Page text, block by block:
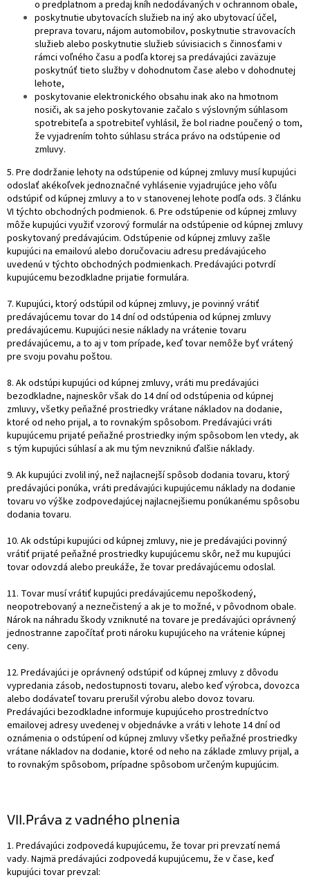
o predplatnom a predaj kníh nedodávaných v ochrannom obale,
poskytnutie ubytovacích služieb na iný ako ubytovací účel,
preprava tovaru, nájom automobilov, poskytnutie stravovacích
služieb alebo poskytnutie služieb súvisiacich s činnosťami v
rámci voľného času a podľa ktorej sa predávajúci zaväzuje
poskytnúť tieto služby v dohodnutom čase alebo v dohodnutej
lehote,
poskytovanie elektronického obsahu inak ako na hmotnom
nosiči, ak sa jeho poskytovanie začalo s výslovným súhlasom
spotrebiteľa a spotrebiteľ vyhlásil, že bol riadne poučený o tom,
že vyjadrením tohto súhlasu stráca právo na odstúpenie od
zmluvy.
5. Pre dodržanie lehoty na odstúpenie od kúpnej zmluvy musí kupujúci
odoslať akékoľvek jednoznačné vyhlásenie vyjadrujúce jeho vôľu
odstúpiť od kúpnej zmluvy a to v stanovenej lehote podľa ods. 3 článku
VI týchto obchodných podmienok. 6. Pre odstúpenie od kúpnej zmluvy
môže kupujúci využiť vzorový formulár na odstúpenie od kúpnej zmluvy
poskytovaný predávajúcim. Odstúpenie od kúpnej zmluvy zašle
kupujúci na emailovú alebo doručovaciu adresu predávajúceho
uvedenú v týchto obchodných podmienkach. Predávajúci potvrdí
kupujúcemu bezodkladne prijatie formulára.
7. Kupujúci, ktorý odstúpil od kúpnej zmluvy, je povinný vrátiť
predávajúcemu tovar do 14 dní od odstúpenia od kúpnej zmluvy
predávajúcemu. Kupujúci nesie náklady na vrátenie tovaru
predávajúcemu, a to aj v tom prípade, keď tovar nemôže byť vrátený
pre svoju povahu poštou.
8. Ak odstúpi kupujúci od kúpnej zmluvy, vráti mu predávajúci
bezodkladne, najneskôr však do 14 dní od odstúpenia od kúpnej
zmluvy, všetky peňažné prostriedky vrátane nákladov na dodanie,
ktoré od neho prijal, a to rovnakým spôsobom. Predávajúci vráti
kupujúcemu prijaté peňažné prostriedky iným spôsobom len vtedy, ak
s tým kupujúci súhlasí a ak mu tým nevzniknú ďalšie náklady.
9. Ak kupujúci zvolil iný, než najlacnejší spôsob dodania tovaru, ktorý
predávajúci ponúka, vráti predávajúci kupujúcemu náklady na dodanie
tovaru vo výške zodpovedajúcej najlacnejšiemu ponúkanému spôsobu
dodania tovaru.
10. Ak odstúpi kupujúci od kúpnej zmluvy, nie je predávajúci povinný
vrátiť prijaté peňažné prostriedky kupujúcemu skôr, než mu kupujúci
tovar odovzdá alebo preukáže, že tovar predávajúcemu odoslal.
11. Tovar musí vrátiť kupujúci predávajúcemu nepoškodený,
neopotrebovaný a neznečistený a ak je to možné, v pôvodnom obale.
Nárok na náhradu škody vzniknuté na tovare je predávajúci oprávnený
jednostranne započítať proti nároku kupujúceho na vrátenie kúpnej
ceny.
12. Predávajúci je oprávnený odstúpiť od kúpnej zmluvy z dôvodu
vypredania zásob, nedostupnosti tovaru, alebo keď výrobca, dovozca
alebo dodávateľ tovaru prerušil výrobu alebo dovoz tovaru.
Predávajúci bezodkladne informuje kupujúceho prostredníctvo
emailovej adresy uvedenej v objednávke a vráti v lehote 14 dní od
oznámenia o odstúpení od kúpnej zmluvy všetky peňažné prostriedky
vrátane nákladov na dodanie, ktoré od neho na základe zmluvy prijal, a
to rovnakým spôsobom, prípadne spôsobom určeným kupujúcim.
VII.Práva z vadného plnenia
1. Predávajúci zodpovedá kupujúcemu, že tovar pri prevzatí nemá
vady. Najmä predávajúci zodpovedá kupujúcemu, že v čase, keď
kupujúci tovar prevzal: